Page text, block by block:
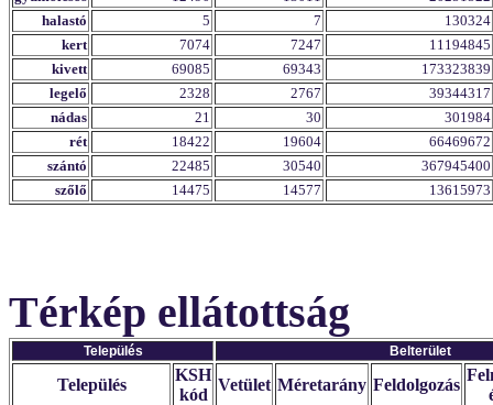
halastó
5 7
130324
kert
7074 7247
11194845
kivett
69085 69343
173323839
legelő
2328 2767
39344317
nádas
21 30
301984
rét
18422 19604
66469672
szántó
22485 30540
367945400
szőlő
14475 14577 13615973
Térkép ellátottság
Település Belterület
Település
KSH
kód
Vetület Méretarány Feldolgozás